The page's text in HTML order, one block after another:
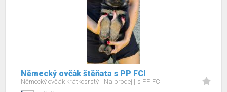
Německý ovčák štěňata s PP FCI
Německý ovčák krátkosrstý Na prodej s PP FCI